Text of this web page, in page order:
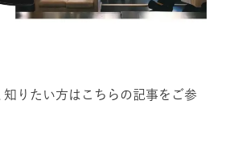
りたい方はこちらの記事をご参